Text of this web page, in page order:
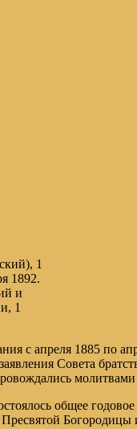
1
1892.
и
1
с апреля 1885 по
Совета
общее
Пресвятой